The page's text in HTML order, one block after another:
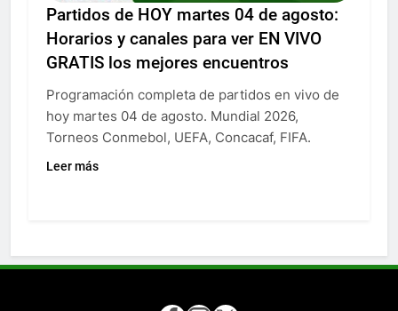
Partidos de HOY martes 04 de agosto:
Horarios y canales para ver EN VIVO
GRATIS los mejores encuentros
Programación completa de partidos en vivo de
hoy martes 04 de agosto. Mundial 2026,
Torneos Conmebol, UEFA, Concacaf, FIFA.
Leer más